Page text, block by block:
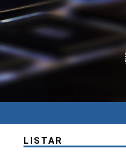
LISTAR